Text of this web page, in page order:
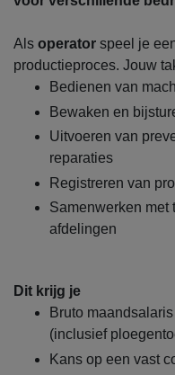
Als operator speel je
productieproces. Jouw
Bedienen van
Bewaken en
Uitvoeren van
reparaties
Registreren van
Samenwerken met
afdelingen
Dit krijg je
Bruto
(inclusief
Kans op een vast